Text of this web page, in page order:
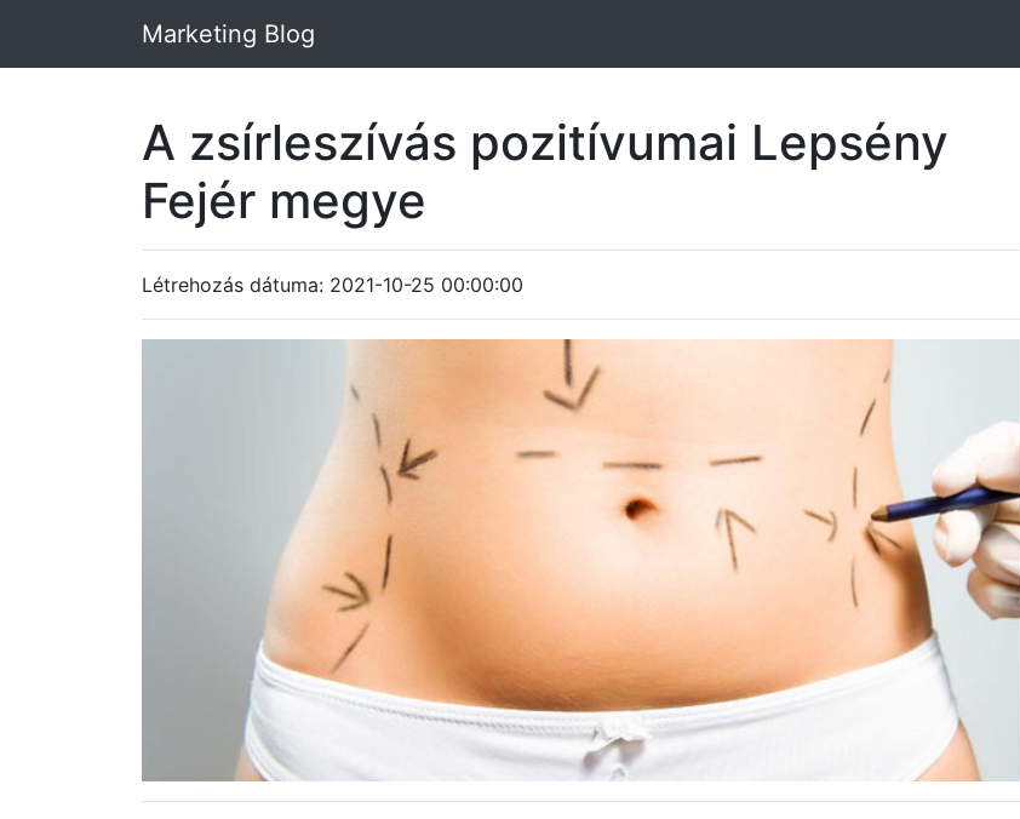
Marketing Blog
A zsírleszívás pozitívumai Lepsény
Fejér megye
Létrehozás dátuma: 2021-10-25 00:00:00